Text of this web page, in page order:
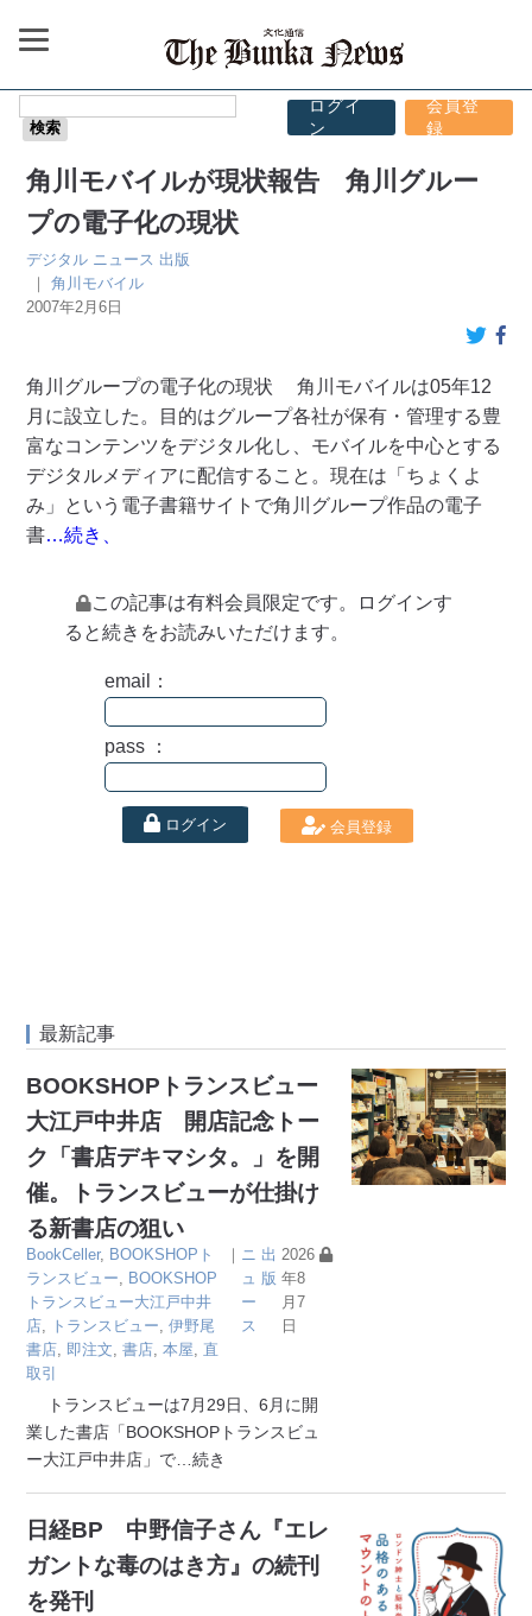
ログイ
ン
会員登
録
角川モバイルが現状報告 角川グルー
プの電子化の現状
デジタル ニュース 出版
｜角川モバイル
2007年2月6日
角川グループの電子化の現状 角川モバイルは05年12
月に設立した。目的はグループ各社が保有・管理する豊
富なコンテンツをデジタル化し、モバイルを中心とする
デジタルメディアに配信すること。現在は「ちょくよ
み」という電子書籍サイトで角川グループ作品の電子
書…続き、
この記事は有料会員限定です。ログインす
ると続きをお読みいただけます。
email：
pass ：
ログイン 会員登録
最新記事
BOOKSHOPトランスビュー
大江戸中井店 開店記念トー
ク「書店デキマシタ。」を開
催。トランスビューが仕掛け
る新書店の狙い
BookCeller, BOOKSHOPト
ランスビュー, BOOKSHOP
トランスビュー大江戸中井
店, トランスビュー,伊野尾
書店, 即注文,書店,本屋, 直
取引
｜ ニ
ュ
ー
ス
出
版
2026
年8
月7
日
トランスビューは7月29日、6月に開
業した書店「BOOKSHOPトランスビュ
ー大江戸中井店」で …続き
日経BP 中野信子さん『エレ
ガントな毒のはき方』の続刊
を発刊